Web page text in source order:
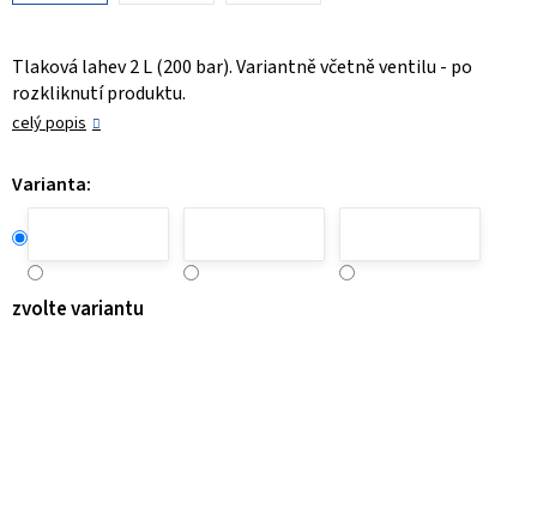
Tlaková lahev 2 L (200 bar). Variantně včetně ventilu - po
rozkliknutí produktu.
celý popis
Varianta:
zvolte variantu